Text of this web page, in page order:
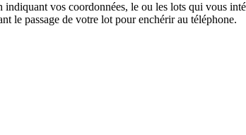
vos coordonnées, le ou les lots qui vous
le passage de votre lot pour enchérir au téléphone.